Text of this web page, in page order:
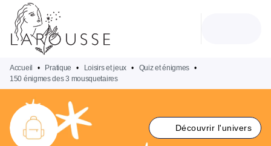
MENU
PIED DE PAGE
Accueil • Pratique • Loisirs et jeux • Quiz et énigmes •
150 énigmes des 3 mousquetaires
Découvrir l'univers